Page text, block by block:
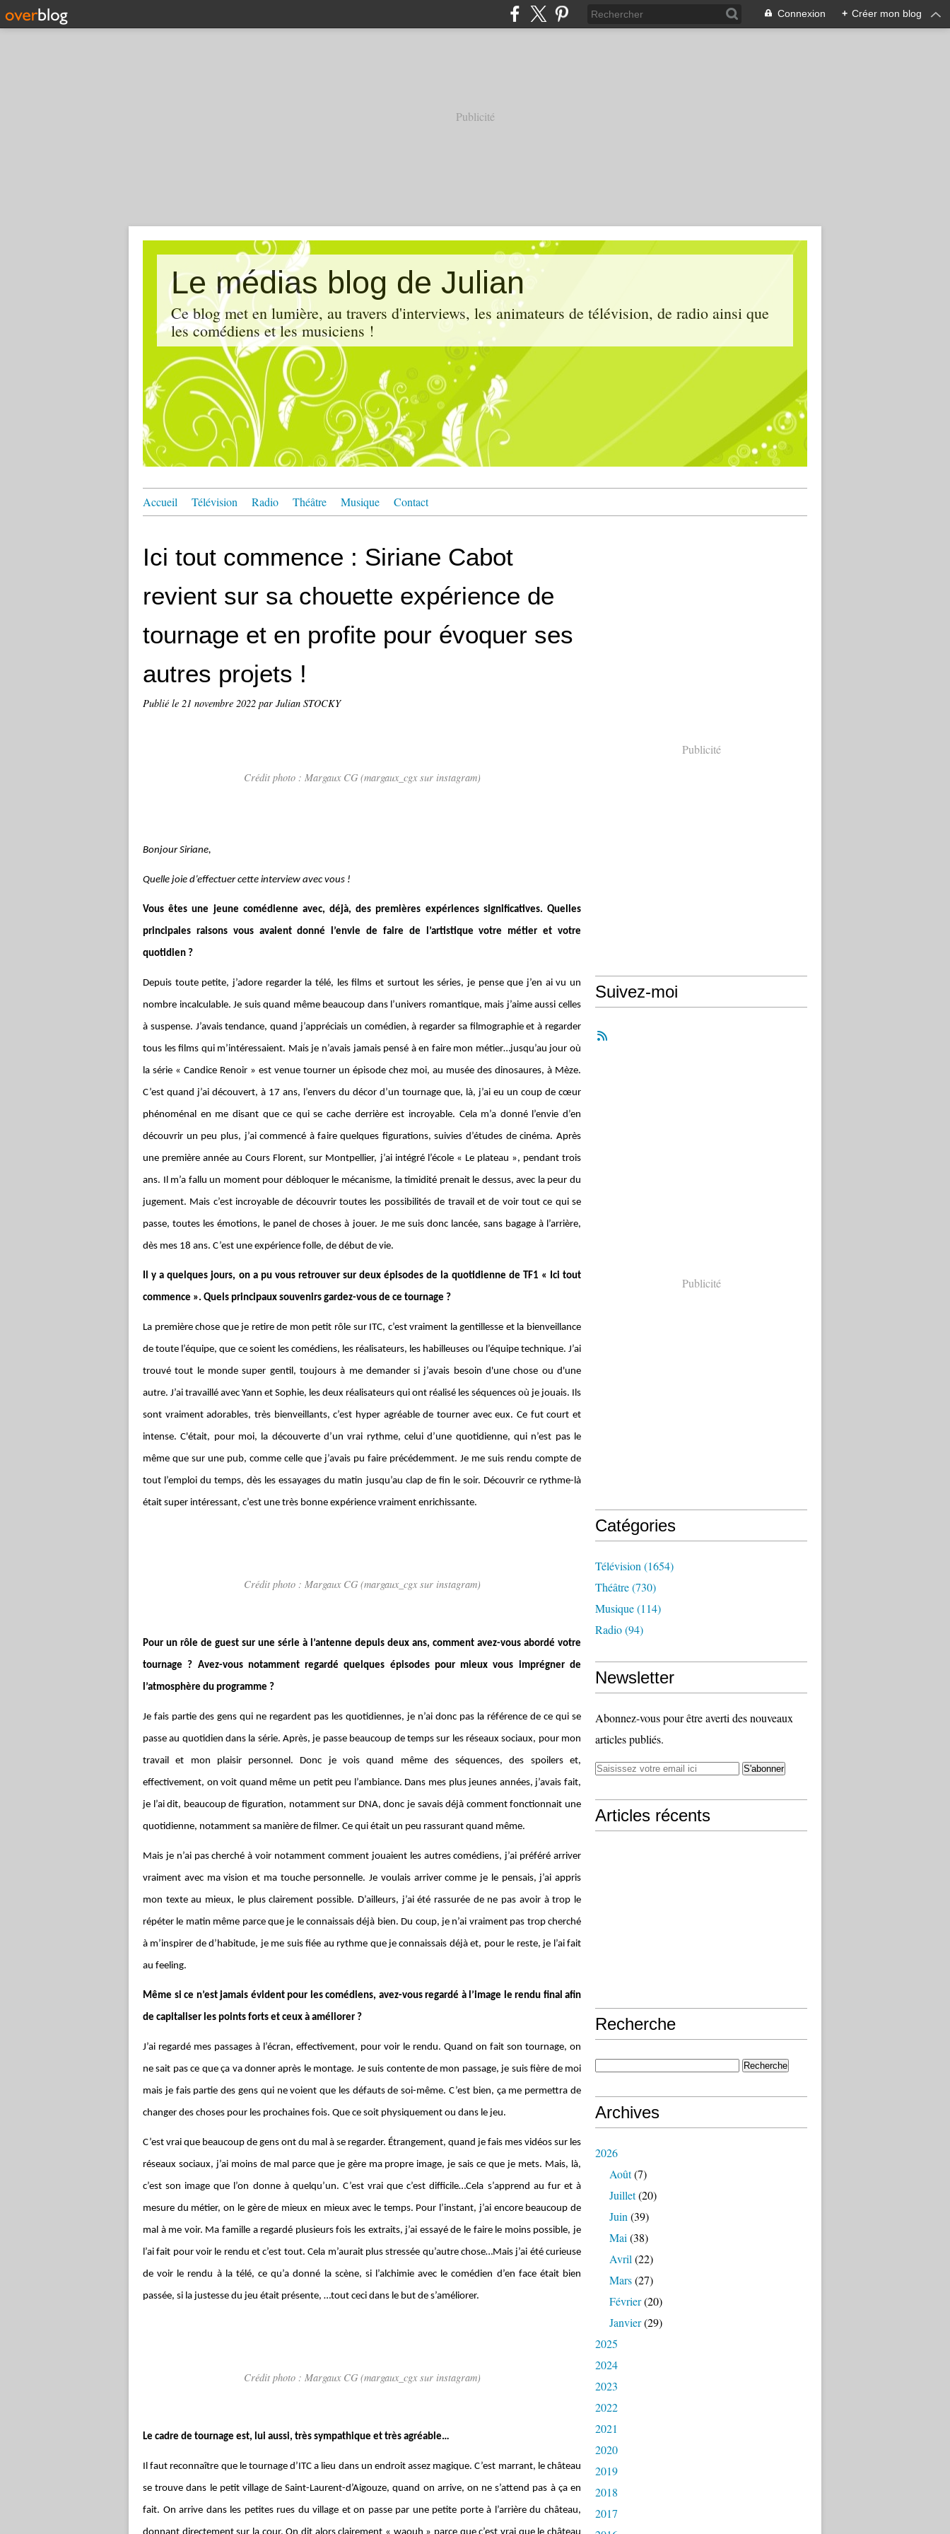
Connexion + Créer mon blog
Publicité
Le médias blog de Julian
Ce blog met en lumière, au travers d'interviews, les animateurs de télévision, de radio ainsi que
les comédiens et les musiciens !
Accueil Télévision Radio Théâtre Musique Contact
Ici tout commence : Siriane Cabot
revient sur sa chouette expérience de
tournage et en profite pour évoquer ses
autres projets !
Publié le 21 novembre 2022 par Julian STOCKY
Crédit photo : Margaux CG (margaux_cgx sur instagram)
Bonjour Siriane,
Quelle joie d’effectuer cette interview avec vous !
Vous êtes une jeune comédienne avec, déjà, des premières expériences significatives. Quelles
principales raisons vous avaient donné l’envie de faire de l’artistique votre métier et votre
quotidien ?
Depuis toute petite, j’adore regarder la télé, les films et surtout les séries, je pense que j’en ai vu un
nombre incalculable. Je suis quand même beaucoup dans l’univers romantique, mais j’aime aussi celles
à suspense. J’avais tendance, quand j’appréciais un comédien, à regarder sa filmographie et à regarder
tous les films qui m’intéressaient. Mais je n’avais jamais pensé à en faire mon métier…jusqu’au jour où
la série « Candice Renoir » est venue tourner un épisode chez moi, au musée des dinosaures, à Mèze.
C’est quand j’ai découvert, à 17 ans, l’envers du décor d’un tournage que, là, j’ai eu un coup de cœur
phénoménal en me disant que ce qui se cache derrière est incroyable. Cela m’a donné l’envie d’en
découvrir un peu plus, j’ai commencé à faire quelques figurations, suivies d’études de cinéma. Après
une première année au Cours Florent, sur Montpellier, j’ai intégré l’école « Le plateau », pendant trois
ans. Il m’a fallu un moment pour débloquer le mécanisme, la timidité prenait le dessus, avec la peur du
jugement. Mais c’est incroyable de découvrir toutes les possibilités de travail et de voir tout ce qui se
passe, toutes les émotions, le panel de choses à jouer. Je me suis donc lancée, sans bagage à l’arrière,
dès mes 18 ans. C’est une expérience folle, de début de vie.
Il y a quelques jours, on a pu vous retrouver sur deux épisodes de la quotidienne de TF1 « Ici tout
commence ». Quels principaux souvenirs gardez-vous de ce tournage ?
La première chose que je retire de mon petit rôle sur ITC, c’est vraiment la gentillesse et la bienveillance
de toute l’équipe, que ce soient les comédiens, les réalisateurs, les habilleuses ou l’équipe technique. J’ai
trouvé tout le monde super gentil, toujours à me demander si j’avais besoin d'une chose ou d'une
autre. J’ai travaillé avec Yann et Sophie, les deux réalisateurs qui ont réalisé les séquences où je jouais. Ils
sont vraiment adorables, très bienveillants, c’est hyper agréable de tourner avec eux. Ce fut court et
intense. C'était, pour moi, la découverte d’un vrai rythme, celui d’une quotidienne, qui n’est pas le
même que sur une pub, comme celle que j’avais pu faire précédemment. Je me suis rendu compte de
tout l’emploi du temps, dès les essayages du matin jusqu’au clap de fin le soir. Découvrir ce rythme-là
était super intéressant, c’est une très bonne expérience vraiment enrichissante.
Crédit photo : Margaux CG (margaux_cgx sur instagram)
Pour un rôle de guest sur une série à l’antenne depuis deux ans, comment avez-vous abordé votre
tournage ? Avez-vous notamment regardé quelques épisodes pour mieux vous imprégner de
l’atmosphère du programme ?
Je fais partie des gens qui ne regardent pas les quotidiennes, je n’ai donc pas la référence de ce qui se
passe au quotidien dans la série. Après, je passe beaucoup de temps sur les réseaux sociaux, pour mon
travail et mon plaisir personnel. Donc je vois quand même des séquences, des spoilers et,
effectivement, on voit quand même un petit peu l’ambiance. Dans mes plus jeunes années, j’avais fait,
je l’ai dit, beaucoup de figuration, notamment sur DNA, donc je savais déjà comment fonctionnait une
quotidienne, notamment sa manière de filmer. Ce qui était un peu rassurant quand même.
Mais je n’ai pas cherché à voir notamment comment jouaient les autres comédiens, j’ai préféré arriver
vraiment avec ma vision et ma touche personnelle. Je voulais arriver comme je le pensais, j’ai appris
mon texte au mieux, le plus clairement possible. D’ailleurs, j’ai été rassurée de ne pas avoir à trop le
répéter le matin même parce que je le connaissais déjà bien. Du coup, je n’ai vraiment pas trop cherché
à m’inspirer de d’habitude, je me suis fiée au rythme que je connaissais déjà et, pour le reste, je l’ai fait
au feeling.
Même si ce n’est jamais évident pour les comédiens, avez-vous regardé à l’image le rendu final afin
de capitaliser les points forts et ceux à améliorer ?
J’ai regardé mes passages à l’écran, effectivement, pour voir le rendu. Quand on fait son tournage, on
ne sait pas ce que ça va donner après le montage. Je suis contente de mon passage, je suis fière de moi
mais je fais partie des gens qui ne voient que les défauts de soi-même. C’est bien, ça me permettra de
changer des choses pour les prochaines fois. Que ce soit physiquement ou dans le jeu.
C’est vrai que beaucoup de gens ont du mal à se regarder. Étrangement, quand je fais mes vidéos sur les
réseaux sociaux, j’ai moins de mal parce que je gère ma propre image, je sais ce que je mets. Mais, là,
c’est son image que l’on donne à quelqu’un. C’est vrai que c’est difficile…Cela s’apprend au fur et à
mesure du métier, on le gère de mieux en mieux avec le temps. Pour l’instant, j’ai encore beaucoup de
mal à me voir. Ma famille a regardé plusieurs fois les extraits, j’ai essayé de le faire le moins possible, je
l’ai fait pour voir le rendu et c’est tout. Cela m’aurait plus stressée qu’autre chose…Mais j’ai été curieuse
de voir le rendu à la télé, ce qu’a donné la scène, si l’alchimie avec le comédien d’en face était bien
passée, si la justesse du jeu était présente, …tout ceci dans le but de s’améliorer.
Crédit photo : Margaux CG (margaux_cgx sur instagram)
Le cadre de tournage est, lui aussi, très sympathique et très agréable…
Il faut reconnaître que le tournage d’ITC a lieu dans un endroit assez magique. C’est marrant, le château
se trouve dans le petit village de Saint-Laurent-d’Aigouze, quand on arrive, on ne s’attend pas à ça en
fait. On arrive dans les petites rues du village et on passe par une petite porte à l’arrière du château,
Publicité
Suivez-moi
Publicité
Catégories
Télévision (1654)
Théâtre(730)
Musique(114)
Radio(94)
Newsletter
Abonnez-vous pour être averti des nouveaux
articles publiés.
Articles récents
Recherche
Archives
2026
Août(7)
Juillet(20)
Juin (39)
Mai (38)
Avril (22)
Mars(27)
Février(20)
Janvier(29)
2025
2024
2023
2022
2021
2020
2019
2018
2017